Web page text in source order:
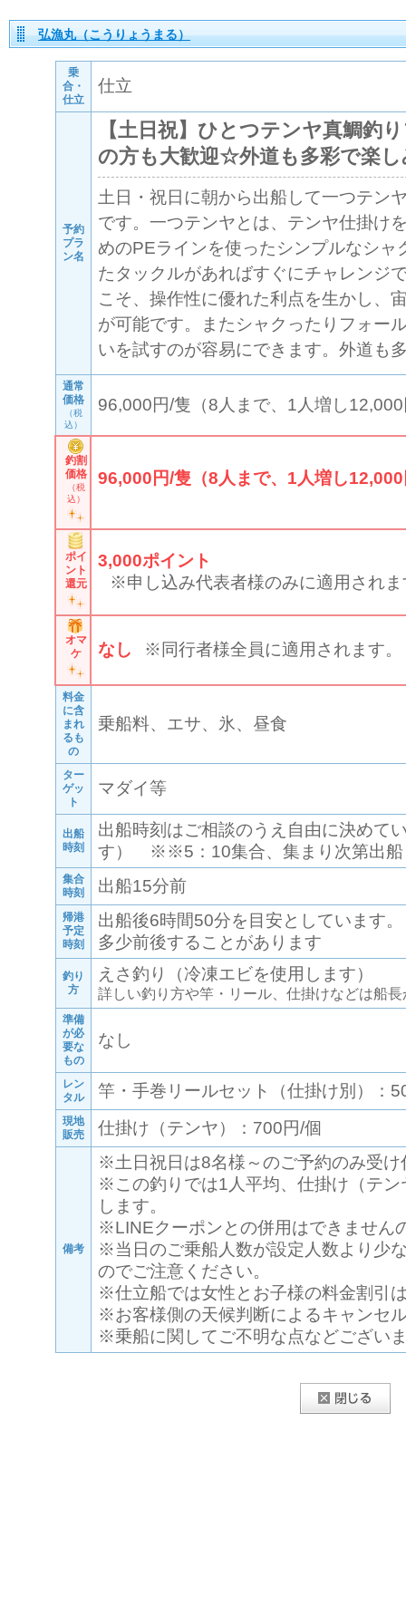
弘漁丸（こうりょうまる）
乗
合・
仕立
仕立
予約
プラ
ン名
【土日祝】ひとつテンヤ真鯛釣
の方も大歓迎☆外道も多彩で楽し
土日・祝日に朝から出船して一つテン
です。一つテンヤとは、テンヤ仕掛け
めのPEラインを使ったシンプルなシャ
たタックルがあればすぐにチャレンジ
こそ、操作性に優れた利点を生かし、
が可能です。またシャクったりフォー
いを試すのが容易にできます。外道も
通常
価格
（税
込）
96,000円/隻（8人まで、1人増し12,000
釣割
価格
（税
込）
96,000円/隻（8人まで、1人増し12,000
ポイ
ント
還元
3,000ポイント
※申し込み代表者様のみに適用されま
オマ
ケ
なし ※同行者様全員に適用されます。
料金
に含
まれ
るも
の
乗船料、エサ、氷、昼食
ター
ゲッ
ト
マダイ等
出船
時刻
出船時刻はご相談のうえ自由に決めて
す） ※※5：10集合、集まり次第出船
集合
時刻
出船15分前
帰港
予定
時刻
出船後6時間50分を目安としています
多少前後することがあります
釣り
方
えさ釣り（冷凍エビを使用します）
詳しい釣り方や竿・リール、仕掛けなどは船
準備
が必
要な
もの
なし
レン
タル
竿・手巻リールセット（仕掛け別）：
現地
販売
仕掛け（テンヤ）：700円/個
備考
※土日祝日は8名様～のご予約のみ受け
※この釣りでは1人平均、仕掛け（テ
します。
※LINEクーポンとの併用はできません
※当日のご乗船人数が設定人数より少
のでご注意ください。
※仕立船では女性とお子様の料金割引
※お客様側の天候判断によるキャンセ
※乗船に関してご不明な点などござい